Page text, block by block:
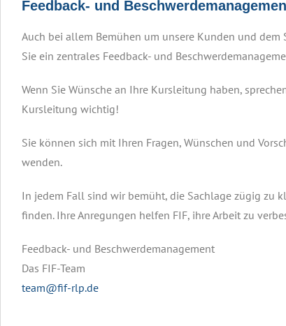
Feedback- und
Auch bei allem Bemühen um unsere Kunden und
Sie ein zentrales Feedback- und
Wenn Sie Wünsche an Ihre Kursleitung haben,
Kursleitung wichtig!
Sie können sich mit Ihren Fragen, Wünschen und
wenden.
In jedem Fall sind wir bemüht, die Sachlage zügig zu
finden. Ihre Anregungen helfen FIF, ihre Arbeit zu
Feedback- und Beschwerdemanagement
Das FIF-Team
team@fif-rlp.de